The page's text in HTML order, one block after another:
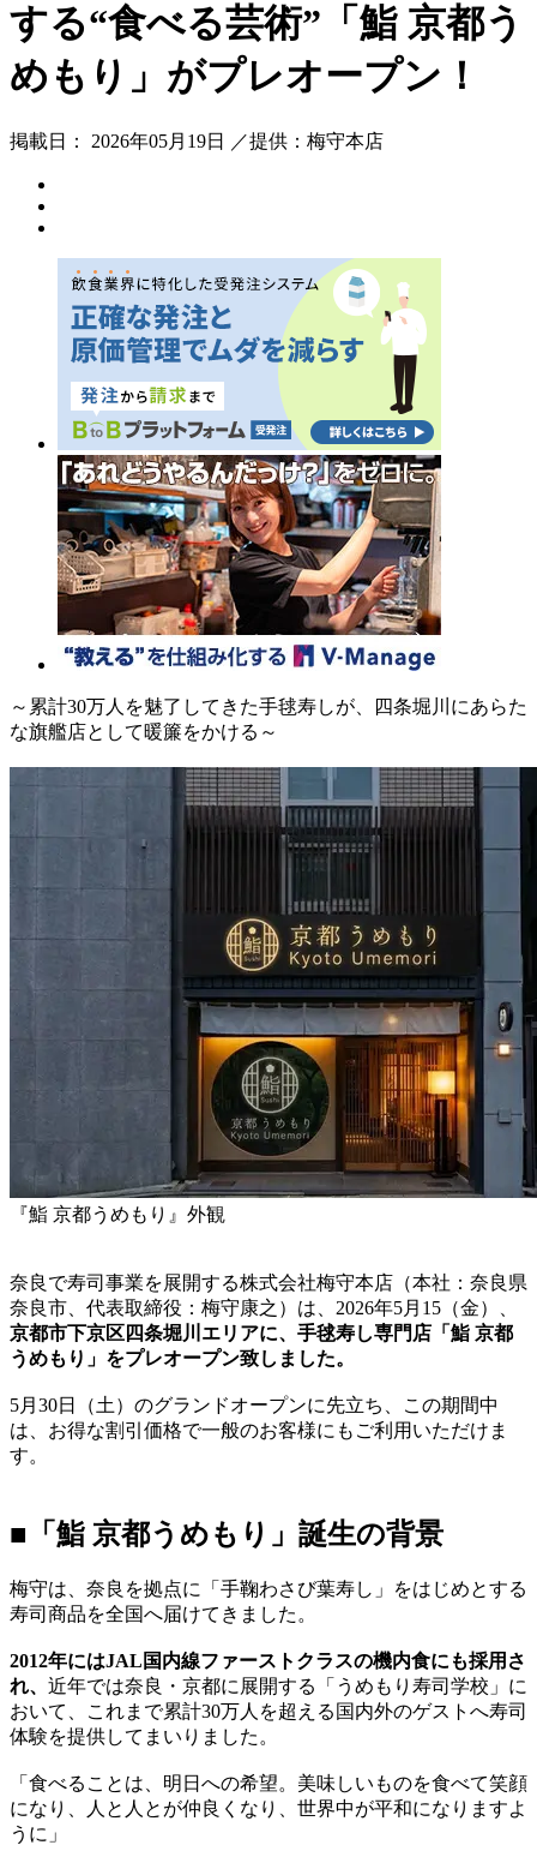
する“食べる芸術”「鮨 京都う
めもり」がプレオープン！
掲載日： 2026年05月19日 ／提供：梅守本店
～累計30万人を魅了してきた手毬寿しが、四条堀川にあらた
な旗艦店として暖簾をかける～
『鮨 京都うめもり』外観
奈良で寿司事業を展開する株式会社梅守本店（本社：奈良県
奈良市、代表取締役：梅守康之）は、2026年5月15（金）、
京都市下京区四条堀川エリアに、手毬寿し専門店「鮨 京都
うめもり」をプレオープン致しました。
5月30日（土）のグランドオープンに先立ち、この期間中
は、お得な割引価格で一般のお客様にもご利用いただけま
す。
■「鮨 京都うめもり」誕生の背景
梅守は、奈良を拠点に「手鞠わさび葉寿し」をはじめとする
寿司商品を全国へ届けてきました。
2012年にはJAL国内線ファーストクラスの機内食にも採用さ
れ、 近年では奈良・京都に展開する「うめもり寿司学校」に
おいて、これまで累計30万人を超える国内外のゲストへ寿司
体験を提供してまいりました。
「食べることは、明日への希望。美味しいものを食べて笑顔
になり、人と人とが仲良くなり、世界中が平和になりますよ
うに」